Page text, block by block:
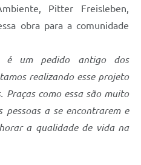
Pitter Freisleben,
obra para a comunidade
é um pedido antigo dos
realizando esse projeto
como essa são muito
a se encontrarem e
a qualidade de vida na